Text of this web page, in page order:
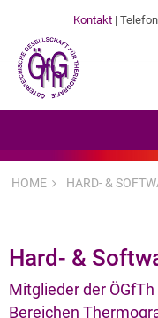
Kontakt |
Zertifizierungen
Dienstleister
HOME HARD- &
Hard- &
Mitglieder der
Bereichen